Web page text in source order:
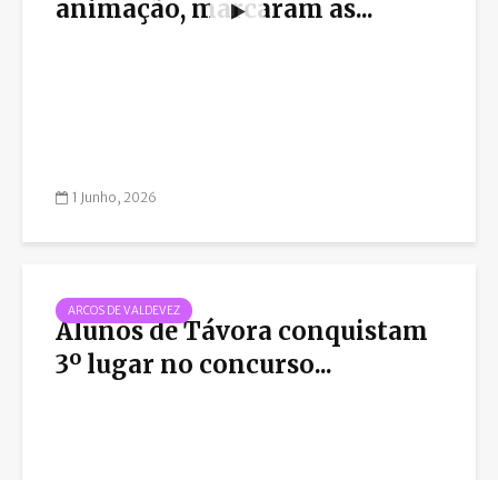
animação, marcaram as...
1 Junho, 2026
ARCOS DE VALDEVEZ
Alunos de Távora conquistam
3º lugar no concurso...